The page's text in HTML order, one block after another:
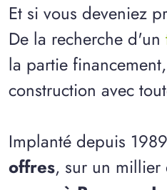
Et si vous deveniez
De la recherche d'un
la partie
construction avec
Implanté depuis
offres, sur un millier